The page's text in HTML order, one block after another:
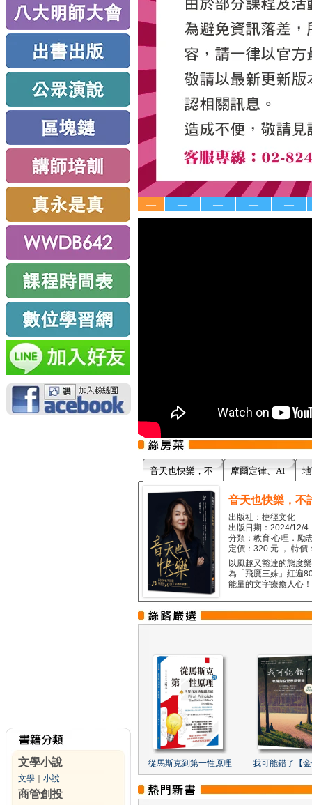
文學小說
文學 小說
商管創投
— — — — —
音天也快樂，不 摩爾定律、AI
音天也快樂，不
出版社：捷徑文化
出版日期：2024/12/4
分類：教育‧心理．勵
定價：320 元 ， 特價
以風趣又豁達的態度
為「飛鷹三姝」紅遍
能量的文字療癒人心
從馬斯克到第一性原理 我可能錯了【